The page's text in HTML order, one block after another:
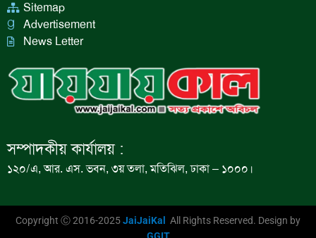
Sitemap
Advertisement
News Letter
সম্পাদকীয় কার্যালয় :
১২০/এ, আর. এস. ভবন, ৩য় তলা, মতিঝিল, ঢাকা – ১০০০।
Copyright Ⓒ 2016-2025JaiJaiKal
All Rights Reserved. Design by